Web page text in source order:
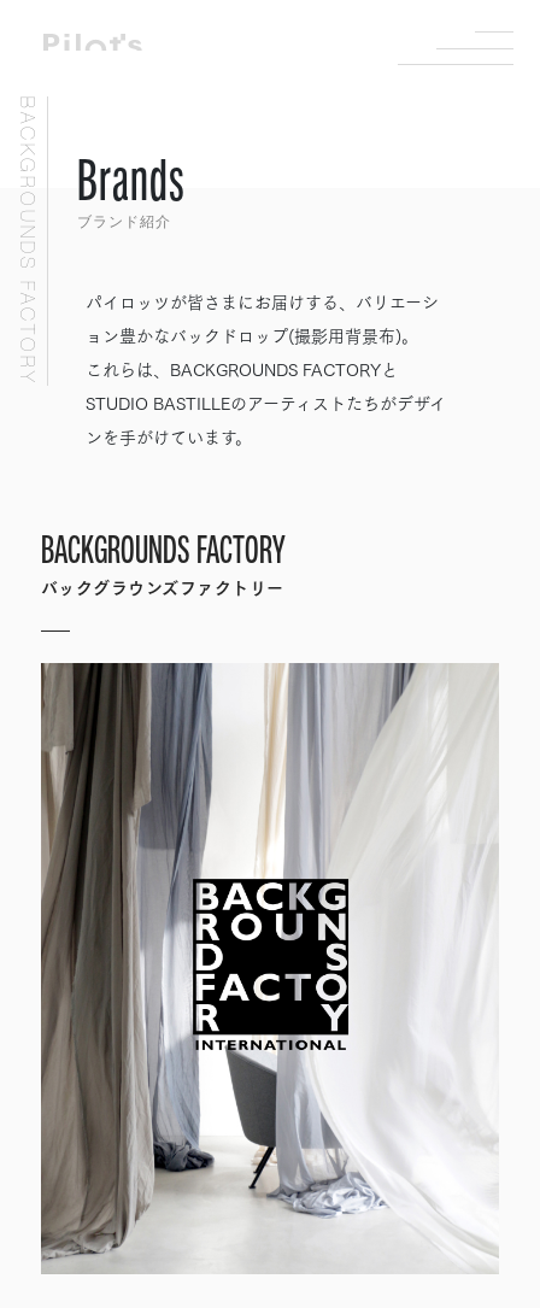
Brands
ブランド紹介
BACKGROUNDS FACTORY
パイロッツが皆さまにお届けする、バリエーシ
ョン豊かなバックドロップ(撮影用背景布)。
これらは、BACKGROUNDS FACTORYと
STUDIO BASTILLEのアーティストたちがデザイ
ンを手がけています。
BACKGROUNDS FACTORY
バックグラウンズファクトリー